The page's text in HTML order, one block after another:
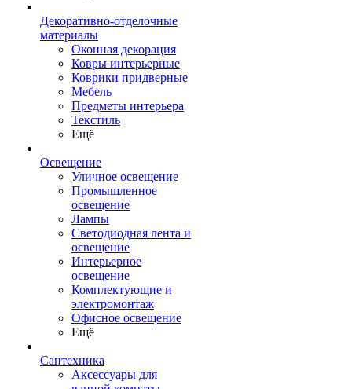
Декоративно-отделочные
материалы
Оконная декорация
Ковры интерьерные
Коврики придверные
Мебель
Предметы интерьера
Текстиль
Ещё
Освещение
Уличное освещение
Промышленное
освещение
Лампы
Светодиодная лента и
освещение
Интерьерное
освещение
Комплектующие и
электромонтаж
Офисное освещение
Ещё
Сантехника
Аксессуары для